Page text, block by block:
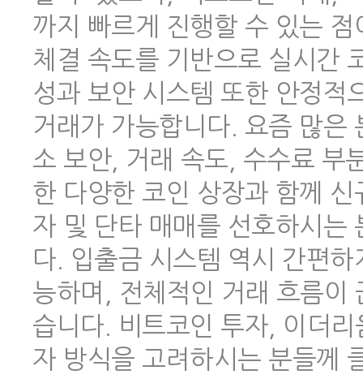
까지 빠르게 진행할 수 있는
체결 속도를 기반으로 실시간
성과 보안 시스템 또한 안정적
거래가 가능합니다. 요즘 많은
소 보안, 거래 속도, 수수료 부
한 다양한 코인 상장과 함께
자 및 단타 매매를 선호하시는
다. 입출금 시스템 역시 간편
능하며, 전체적인 거래 흐름이
습니다. 비트코인 투자, 이더
자 방식을 고려하시는 분들께